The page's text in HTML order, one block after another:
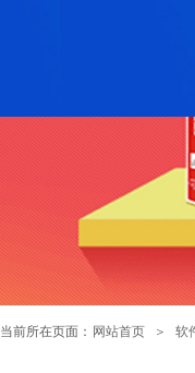
网站首页 ＞ 软
当前所在页面：